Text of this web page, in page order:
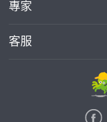
專家
客服